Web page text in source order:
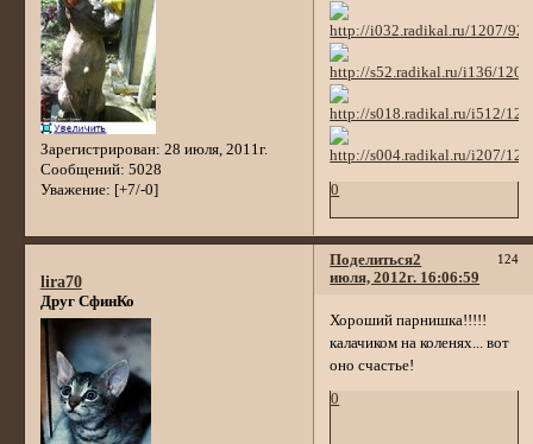
Зарегистрирован: 28 июля, 2011г.
Сообщений: 5028
Уважение: [+7/-0] 0
Поделиться 124
2
июля, 2012г. 16:06:59
lira70
Друг СфинКо
Хороший парнишка!!!!!
калачиком на коленях... вот
оно счастье!
0